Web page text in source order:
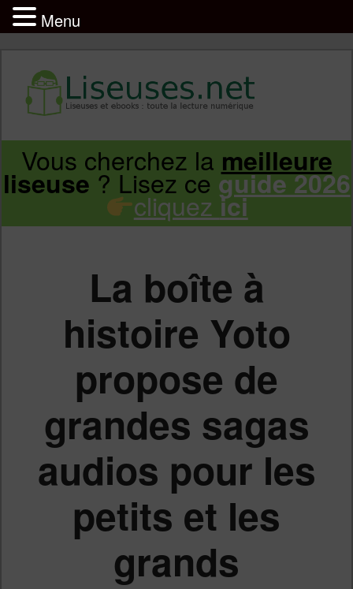
Infos sur les liseuses Kindle, Kobo,
Vivlio, Pocketbook
Aller
Aller
Vous cherchez la meilleure
liseuse? Lisez ceguide 2026
cliquez ici
La boîte à
histoire Yoto
propose de
grandes sagas
audios pour les
petits et les
grands
Menu